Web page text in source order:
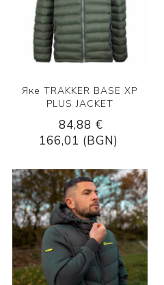
Яке TRAKKER BASE XP
PLUS JACKET
84,88 €
166,01 (BGN)